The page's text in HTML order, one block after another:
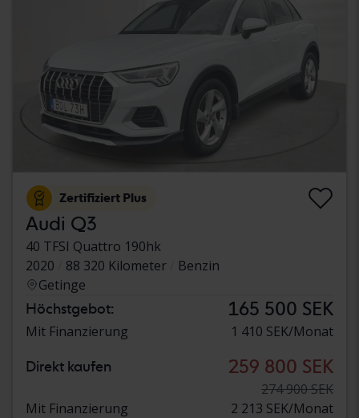
Zertifiziert Plus
Audi Q3
40 TFSI Quattro 190hk
2020
88 320 Kilometer
Benzin
Getinge
Höchstgebot: 165 500 SEK
Mit Finanzierung 1 410 SEK/Monat
Direkt kaufen 259 800 SEK
274 900 SEK
Mit Finanzierung
2 213 SEK/Monat